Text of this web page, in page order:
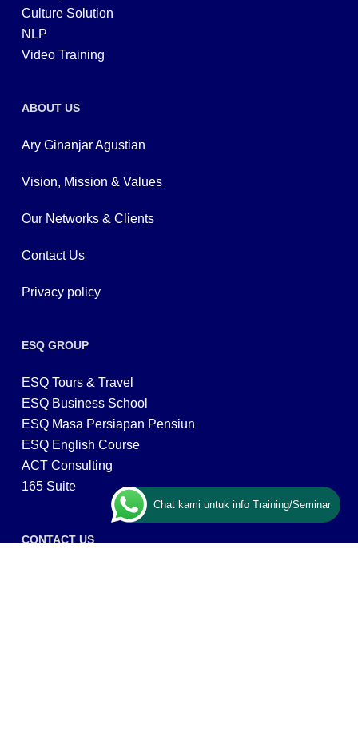
Culture Solution
NLP
Video Training
ABOUT US
Ary Ginanjar Agustian
Vision, Mission & Values
Our Networks & Clients
Contact Us
Privacy policy
ESQ GROUP
ESQ Tours & Travel
ESQ Business School
ESQ Masa Persiapan Pensiun
ESQ English Course
ACT Consulting
165 Suite
CONTACT US
Chat kami untuk info Training/Seminar